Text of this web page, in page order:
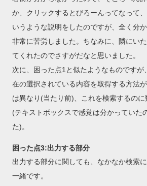
か、クリックするとびろーんってなって
いうような説明をしたのですが、全く分
非常に苦労しました。ちなみに、隣にい
てくれたのでさすがだなと思いました。
次に、困った点1と似たようなものですが
在の選択されている内容を取得する方法
は異なり(当たり前)、これを検索するの
(テキストボックスで感覚は分かっていた
た)。
困った点3:出力する部分
出力する部分に関しても、なかなか検索
一緒です。